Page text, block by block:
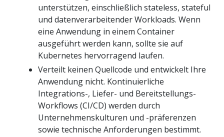
unterstützen, einschließlich stateless, stateful
und datenverarbeitender Workloads. Wenn
eine Anwendung in einem Container
ausgeführt werden kann, sollte sie auf
Kubernetes hervorragend laufen.
Verteilt keinen Quellcode und entwickelt Ihre
Anwendung nicht. Kontinuierliche
Integrations-, Liefer- und Bereitstellungs-
Workflows (CI/CD) werden durch
Unternehmenskulturen und -präferenzen
sowie technische Anforderungen bestimmt.